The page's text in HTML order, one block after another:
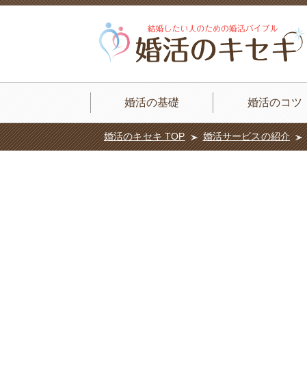
婚活の基礎 婚活のコツ
婚活のキセキ TOP 婚活サービスの紹介